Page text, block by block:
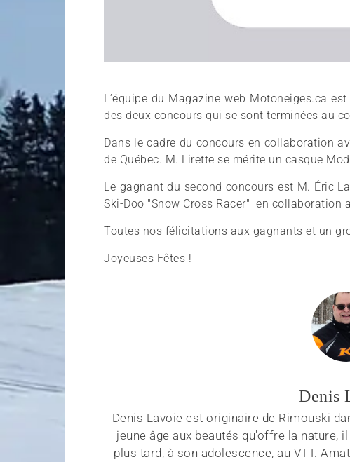
L’équipe du Magazine web Motoneiges.ca
des deux concours qui se sont terminées au
Dans le cadre du concours en collaboration
de Québec. M. Lirette se mérite un casque
Le gagnant du second concours est M. Éric
Ski-Doo "Snow Cross Racer" en collaboration
Toutes nos félicitations aux gagnants et un
Joyeuses Fêtes !
Denis
Denis Lavoie est originaire de Rimouski
jeune âge aux beautés qu'offre la nature,
plus tard, à son adolescence, au VTT.